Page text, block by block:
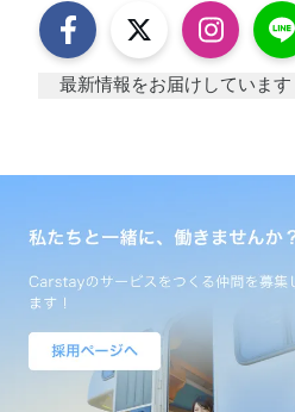
最新情報をお届けしています